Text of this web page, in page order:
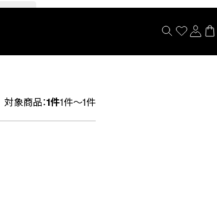
対象商品：1件1件～1件